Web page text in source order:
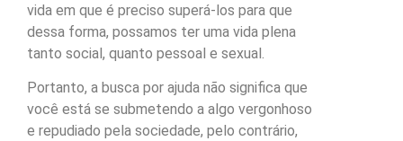
vida em que é preciso superá-los para que
dessa forma, possamos ter uma vida plena
tanto social, quanto pessoal e sexual.
Portanto, a busca por ajuda não significa que
você está se submetendo a algo vergonhoso
e repudiado pela sociedade, pelo contrário,